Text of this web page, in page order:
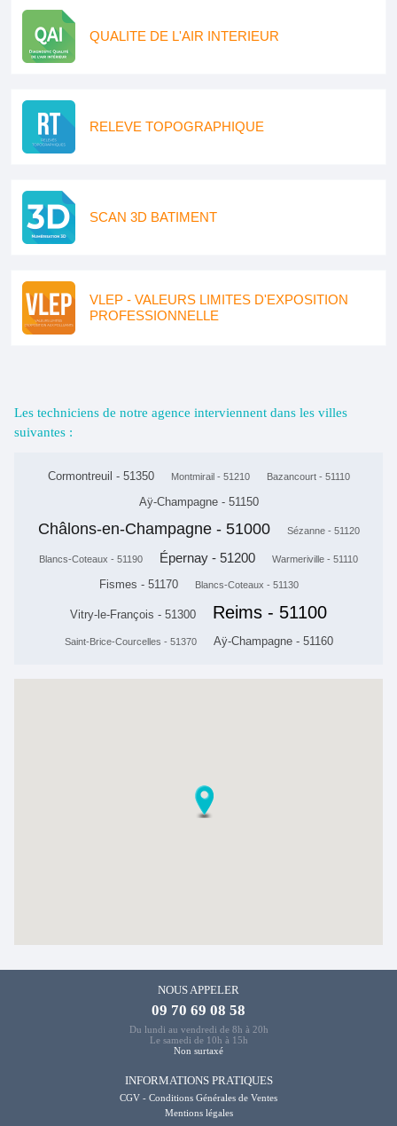
QUALITE DE L'AIR INTERIEUR
RELEVE TOPOGRAPHIQUE
SCAN 3D BATIMENT
VLEP - VALEURS LIMITES D'EXPOSITION
PROFESSIONNELLE
Les techniciens de notre agence interviennent dans les villes
suivantes :
Cormontreuil - 51350 Montmirail - 51210 Bazancourt - 51110
Aÿ-Champagne - 51150
Châlons-en-Champagne - 51000 Sézanne - 51120
Blancs-Coteaux - 51190 Épernay - 51200 Warmeriville - 51110
Fismes - 51170 Blancs-Coteaux - 51130
Vitry-le-François - 51300 Reims - 51100
Saint-Brice-Courcelles - 51370 Aÿ-Champagne - 51160
NOUS APPELER
09 70 69 08 58
Du lundi au vendredi de 8h à 20h
Le samedi de 10h à 15h
Non surtaxé
INFORMATIONS PRATIQUES
CGV - Conditions Générales de Ventes
Mentions légales